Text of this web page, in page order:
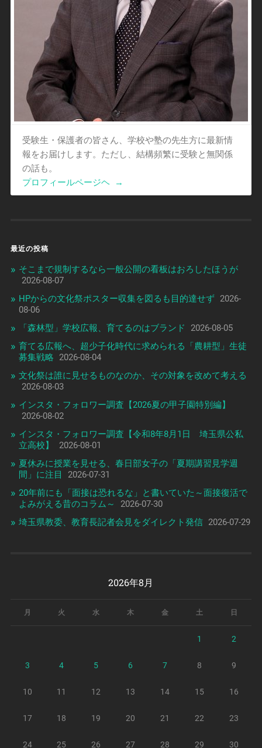
受験生・保護者の皆さん、学校や塾の先生方に最新情
報をお届けします。ただし、結構頻繁に受験と無関係
の話も。
プロフィールページヘ
→
最近の投稿
そこまで規制するなら一般公開の看板はおろしたほうが
2026-08-07
HPからの文化祭ポスター収集を図るも目的達せず 2026-
08-06
「森林型」学校広報、育てるのはブランド
2026-08-05
育てる広報へ、超少子化時代に求められる「農耕型」生徒
募集戦略
2026-08-04
文化祭は誰に見せるものなのか、その対象を改めて考える
2026-08-03
インスタ・フォロワー調査【2026夏の甲子園特別編】
2026-08-02
インスタ・フォロワー調査【令和8年8月1日 埼玉県公私
立高校】
2026-08-01
夏休みに授業を見せる、春日部女子の「夏期講習見学週
間」に注目
2026-07-31
20年前にも「面接は恐れるな」と書いていた～面接復活で
よみがえる昔のコラム～
2026-07-30
埼玉県教委、教育長記者会見をダイレクト発信 2026-07-29
2026年8月
月 火 水 木 金 土 日
1 2
3 4 5 6 7 8 9
10 11 12 13 14 15 16
17 18 19 20 21 22 23
24 25 26 27 28 29 30